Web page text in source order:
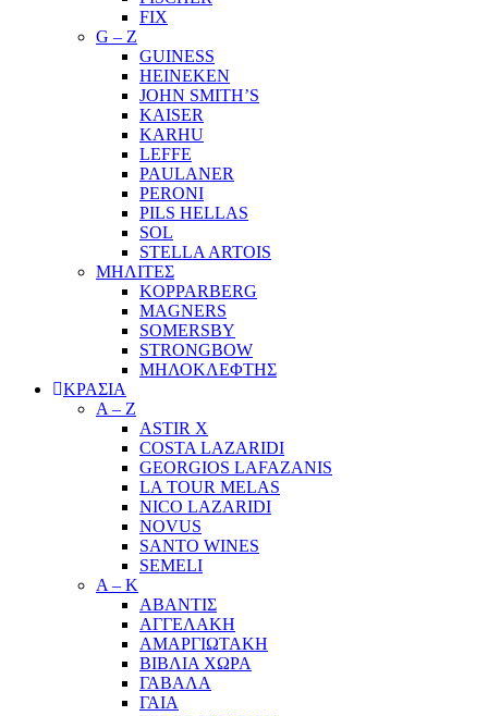
FIX
G – Z
GUINESS
HEINEKEN
JOHN SMITH’S
KAISER
KARHU
LEFFE
PAULANER
PERONI
PILS HELLAS
SOL
STELLA ARTOIS
ΜΗΛΙΤΕΣ
KOPPARBERG
MAGNERS
SOMERSBY
STRONGBOW
ΜΗΛΟΚΛΕΦΤΗΣ
ΚΡΑΣΙΑ
A – Z
ASTIR X
COSTA LAZARIDI
GEORGIOS LAFAZANIS
LA TOUR MELAS
NICO LAZARIDI
NOVUS
SANTO WINES
SEMELI
Α – Κ
ΑΒΑΝΤΙΣ
ΑΓΓΕΛΑΚΗ
ΑΜΑΡΓΙΩΤΑΚΗ
ΒΙΒΛΙΑ ΧΩΡΑ
ΓΑΒΑΛΑ
ΓΑΙΑ